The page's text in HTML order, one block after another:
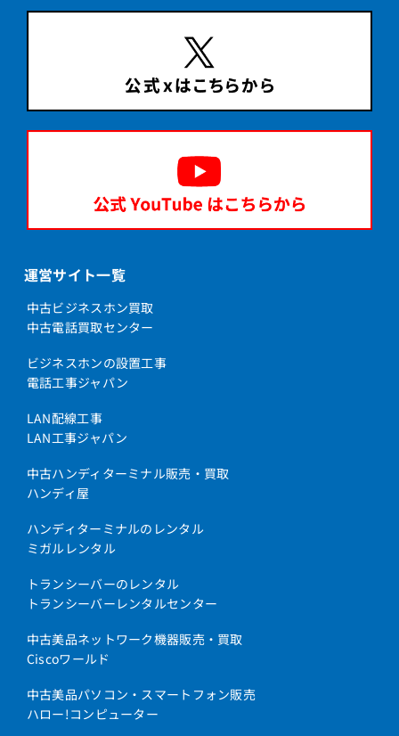
運営サイト一覧
中古ビジネスホン買取
中古電話買取センター
ビジネスホンの設置工事
電話工事ジャパン
LAN配線工事
LAN工事ジャパン
中古ハンディターミナル販売・買取
ハンディ屋
ハンディターミナルのレンタル
ミガルレンタル
トランシーバーのレンタル
トランシーバーレンタルセンター
中古美品ネットワーク機器販売・買取
Ciscoワールド
中古美品パソコン・スマートフォン販売
ハロー!コンピューター